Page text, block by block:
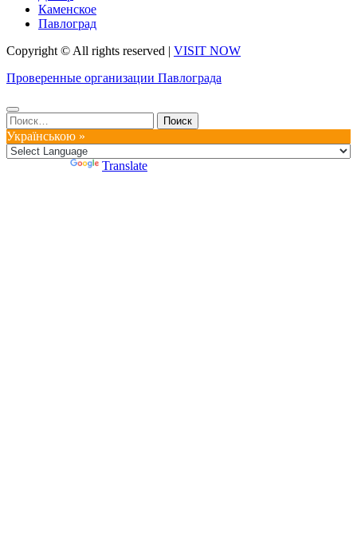
Каменское
Павлоград
Copyright © All rights reserved | VISIT NOW
Проверенные организации Павлограда
Найти:
Українською »
Translate